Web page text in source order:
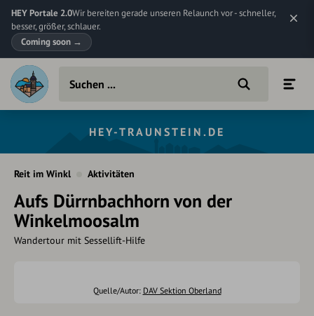
HEY Portale 2.0Wir bereiten gerade unseren Relaunch vor - schneller,
besser, größer, schlauer.
Coming soon →
HEY-TRAUNSTEIN.DE
Reit im Winkl Aktivitäten
Aufs Dürrnbachhorn von der
Winkelmoosalm
Wandertour mit Sessellift-Hilfe
Quelle/Autor: DAV Sektion Oberland